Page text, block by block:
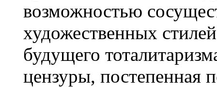
возможностью
художественных
будущего
цензуры, постепенная